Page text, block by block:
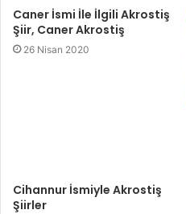
Caner İsmi İle İlgili Akrostiş
Şiir, Caner Akrostiş
26 Nisan 2020
Cihannur İsmiyle Akrostiş
Şiirler